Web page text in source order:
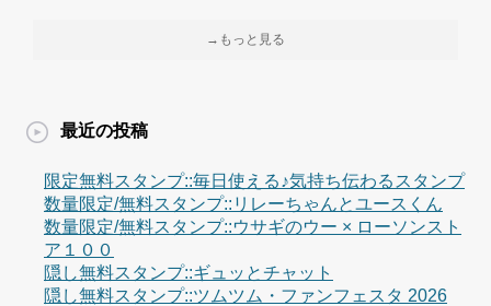
→もっと見る
最近の投稿
限定無料スタンプ::毎日使える♪気持ち伝わるスタンプ
数量限定/無料スタンプ::リレーちゃんとユースくん
数量限定/無料スタンプ::ウサギのウー × ローソンスト
ア１００
隠し無料スタンプ::ギュッとチャット
隠し無料スタンプ::ツムツム・ファンフェスタ 2026